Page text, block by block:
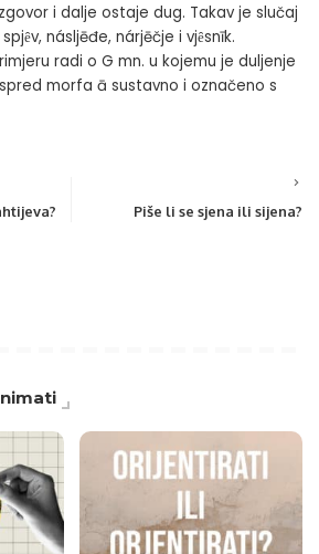
i dalje ostaje dug. Takav je slučaj
násljēđe, nárjēčje i vjȇsnīk.
radi o G mn. u kojemu je duljenje
morfa ā sustavno i označeno s
Piše li se sjena ili sijena?